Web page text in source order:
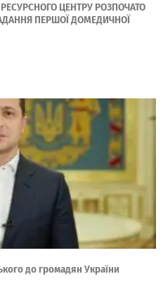
ЦЕНТРУ РОЗПОЧАТО
ПЕРШОЇ ДОМЕДИЧНОЇ
до громадян України